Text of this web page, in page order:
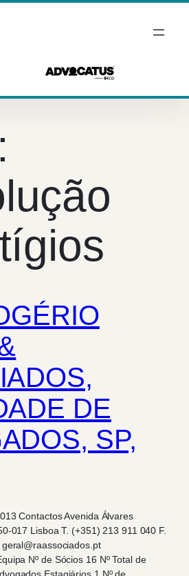
DE
SP,
Contactos Avenida Álvares
017 Lisboa T. (+351) 213 911 040 F.
Nº de Sócios 16 Nº Total de